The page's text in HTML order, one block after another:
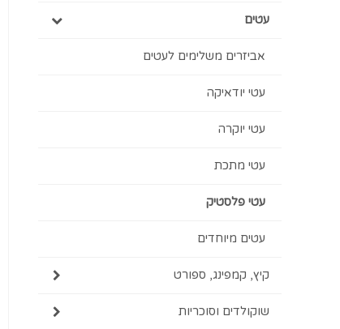
עטים
אביזרים משלימים לעטים
עטי יודאיקה
עטי יוקרה
עטי מתכת
עטי פלסטיק
עטים מיוחדים
קיץ, קמפינג, ספורט
שוקולדים וסוכריות